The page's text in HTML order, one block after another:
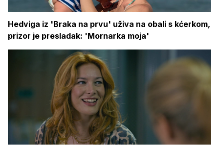
Hedviga iz 'Braka na prvu' uživa na obali s kćerkom,
prizor je presladak: 'Mornarka moja'